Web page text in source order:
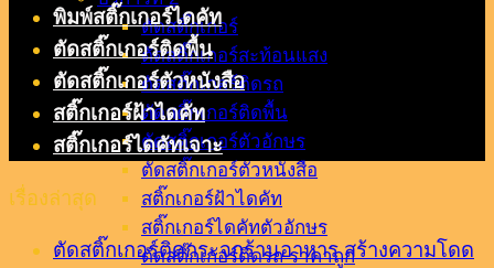
ตัดสติ๊กเกอร์
ตัดสติ๊กเกอร์สะท้อนแสง
ตัดสติ๊กเกอร์ติดรถ
ตัดสติ๊กเกอร์ติดพื้น
ตัดสติ๊กเกอร์ตัวอักษร
ตัดสติ๊กเกอร์ตัวหนังสือ
สติ๊กเกอร์ฝ้าไดคัท
สติ๊กเกอร์ไดคัทตัวอักษร
ตัดสติ๊กเกอร์ติดรถ ราคาถูก
พิมพ์สติ๊กเกอร์ไดคัท
ตัดสติ๊กเกอร์ติดพื้น
ตัดสติ๊กเกอร์ตัวหนังสือ
สติ๊กเกอร์ฝ้าไดคัท
สติ๊กเกอร์ไดคัทเจาะ
เรื่องล่าสุด
ตัดสติ๊กเกอร์ติดกระจกร้านอาหาร สร้างความโดด